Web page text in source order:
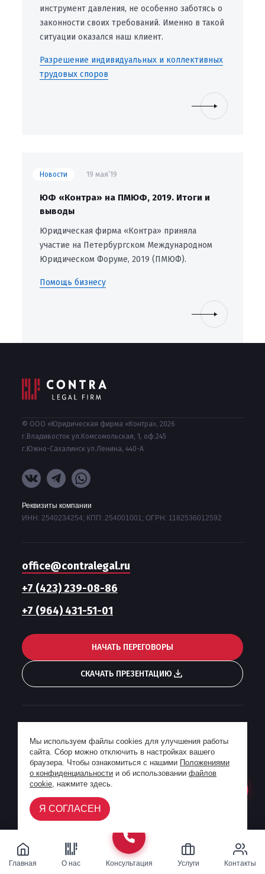
инструмент давления, не особенно заботясь о
законности своих требований. Именно в такой
ситуации оказался наш клиент.
Разрешение индивидуальных и коллективных
трудовых споров
Новости 19 мая’19
ЮФ «Контра» на ПМЮФ, 2019. Итоги и
выводы
Юридическая фирма «Контра» приняла
участие на Петербургском Международном
Юридическом Форуме, 2019 (ПМЮФ).
Помощь бизнесу
© ООО «Юридическая фирма «Контра», 2026
г.Владивосток ул.Комсомольская, 1, оф.245
г.Южно-Сахалинск ул.Ленина, 440-А
Реквизиты компании
ИНН: 2540234254; КПП: 254001001; ОГРН: 1182536012592
office@contralegal.ru
+7 (423) 239-08-86
+7 (964) 431-51-01
НАЧАТЬ ПЕРЕГОВОРЫ
СКАЧАТЬ ПРЕЗЕНТАЦИЮ
Пользовательское соглашение
Политика конфиденциальности
Разработка сайта -Digital-агентство «House»
Мы используем файлы cookies для улучшения работы
сайта. Сбор можно отключить в настройках вашего
браузера. Чтобы ознакомиться с нашими Положениями
о конфиденциальности и об использовании файлов
cookie, нажмите здесь.
Я СОГЛАСЕН
Позвонить Оставить заявку
Главная О нас Консультация Услуги Контакты